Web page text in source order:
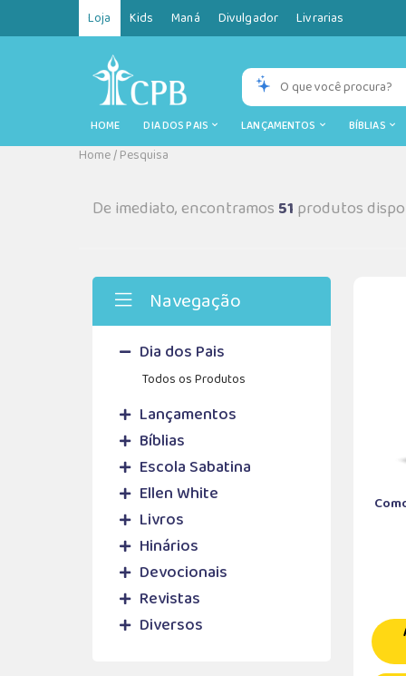
Loja Kids Maná Divulgador Livrarias
HOME DIA DOS PAIS LANÇAMENTOS BÍBLIAS
Home/Pesquisa
De imediato, encontramos 51 produtos
Navegação
Dia dos Pais
Todos os Produtos
Lançamentos
Bíblias
Escola Sabatina
Ellen White
Livros
Hinários
Devocionais
Revistas
Diversos